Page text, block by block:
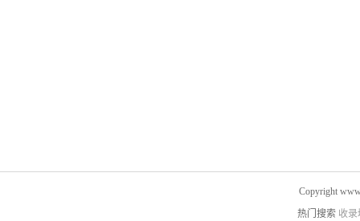
Copyright
热门搜索 收录